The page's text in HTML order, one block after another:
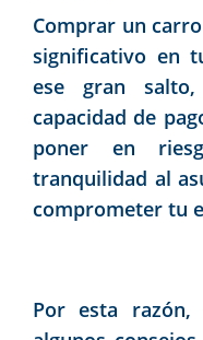
Comprar un
significativo en
ese gran
capacidad de
poner en
tranquilidad al
comprometer tu
Por esta